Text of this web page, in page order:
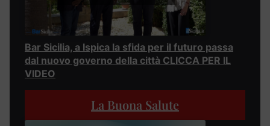
Bar Sicilia, a Ispica la sfida per il futuro passa
dal nuovo governo della città CLICCA PER IL
VIDEO
La Buona Salute